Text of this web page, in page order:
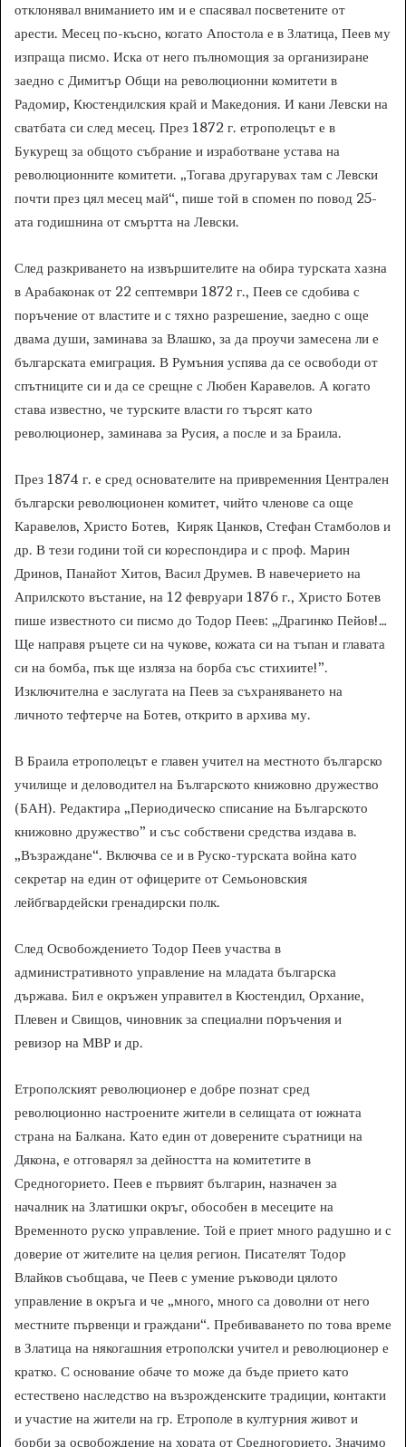
отклонявал вниманието им и е спасявал посветените от
арести. Месец по-късно, когато Апостола е в Златица, Пеев му
изпраща писмо. Иска от него пълномощия за организиране
заедно с Димитър Общи на революционни комитети в
Радомир, Кюстендилския край и Македония. И кани Левски на
сватбата си след месец. През 1872 г. етрополецът е в
Букурещ за общото събрание и изработване устава на
революционните комитети. „Тогава другарувах там с Левски
почти през цял месец май“, пише той в спомен по повод 25-
ата годишнина от смъртта на Левски.
След разкриването на извършителите на обира турската хазна
в Арабаконак от 22 септември 1872 г., Пеев се сдобива с
поръчение от властите и с тяхно разрешение, заедно с още
двама души, заминава за Влашко, за да проучи замесена ли е
българската емиграция. В Румъния успява да се освободи от
спътниците си и да се срещне с Любен Каравелов. А когато
става известно, че турските власти го търсят като
революционер, заминава за Русия, а после и за Браила.
През 1874 г. е сред основателите на привременния Централен
български революционен комитет, чийто членове са още
Каравелов, Христо Ботев, Киряк Цанков, Стефан Стамболов и
др. В тези години той си кореспондира и с проф. Марин
Дринов, Панайот Хитов, Васил Друмев. В навечерието на
Априлското въстание, на 12 февруари 1876 г., Христо Ботев
пише известното си писмо до Тодор Пеев: „Драгинко Пейов!…
Ще направя ръцете си на чукове, кожата си на тъпан и главата
си на бомба, пък ще изляза на борба със стихиите!”.
Изключителна е заслугата на Пеев за съхраняването на
личното тефтерче на Ботев, открито в архива му.
В Браила етрополецът е главен учител на местното българско
училище и деловодител на Българското книжовно дружество
(БАН). Редактира „Периодическо списание на Българското
книжовно дружество” и със собствени средства издава в.
„Възраждане“. Включва се и в Руско-турската война като
секретар на един от офицерите от Семьоновския
лейбгвардейски гренадирски полк.
След Освобождението Тодор Пеев участва в
административното управление на младата българска
държава. Бил е окръжен управител в Кюстендил, Орхание,
Плевен и Свищов, чиновник за специални пoръчения и
ревизор на МВР и др.
Етрополският революционер е добре познат сред
революционно настроените жители в селищата от южната
страна на Балкана. Като един от доверените съратници на
Дякона, е отговарял за дейността на комитетите в
Средногорието. Пеев е първият българин, назначен за
началник на Златишки окръг, обособен в месеците на
Временното руско управление. Той е приет много радушно и с
доверие от жителите на целия регион. Писателят Тодор
Влайков съобщава, че Пеев с умение ръководи цялото
управление в окръга и че „много, много са доволни от него
местните първенци и граждани“. Пребиваването по това време
в Златица на някогашния етрополски учител и революционер е
кратко. С основание обаче то може да бъде прието като
естествено наследство на възрожденските традиции, контакти
и участие на жители на гр. Етрополе в културния живот и
борби за освобождение на хората от Средногорието. Значимо